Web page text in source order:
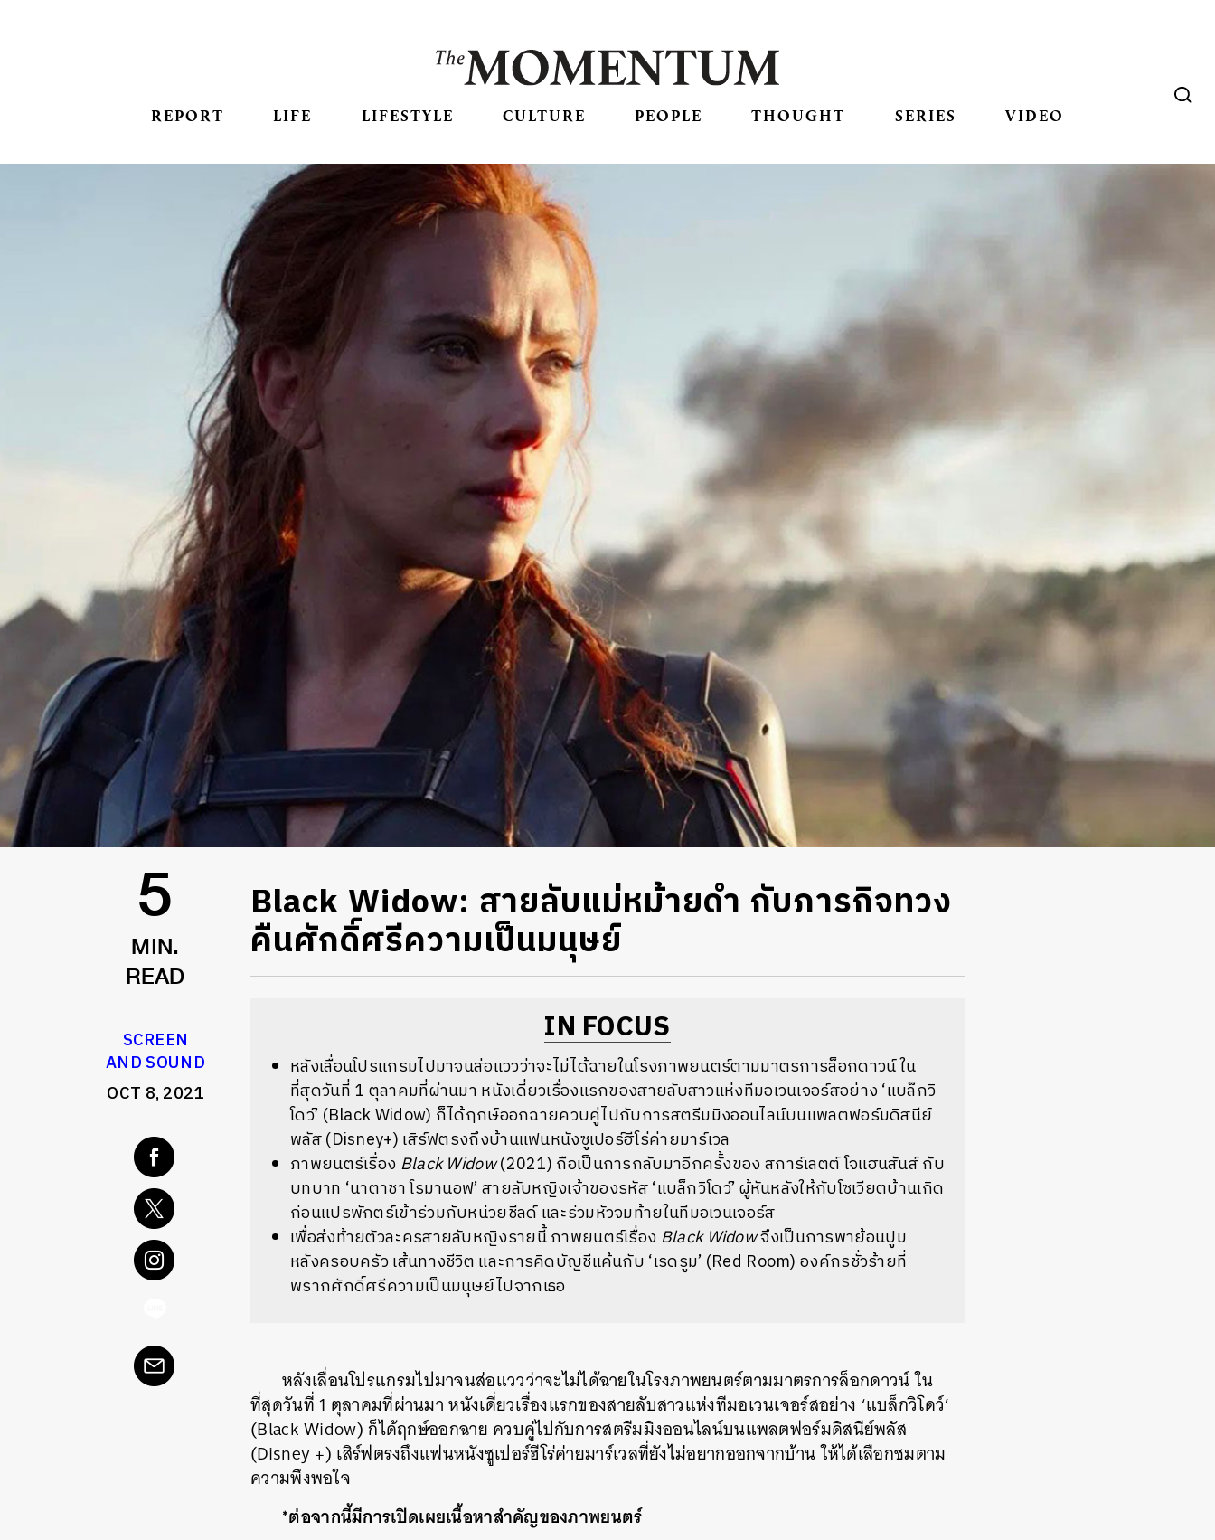
REPORT LIFE LIFESTYLE CULTURE PEOPLE THOUGHT SERIES VIDEO
5
MIN.
READ
SCREEN
AND SOUND
OCT 8, 2021
Black Widow: สายลับแม่หม้ายดำ กับภารกิจทวง
คืนศักดิ์ศรีความเป็นมนุษย์
IN FOCUS
หลังเลื่อนโปรแกรมไปมาจนส่อแววว่าจะไม่ได้ฉายในโรงภาพยนตร์ตามมาตรการล็อกดาวน์ ใน
ที่สุดวันที่ 1 ตุลาคมที่ผ่านมา หนังเดี่ยวเรื่องแรกของสายลับสาวแห่งทีมอเวนเจอร์สอย่าง ‘แบล็กวิ
โดว์’ (Black Widow) ก็ได้ฤกษ์ออกฉายควบคู่ไปกับการสตรีมมิงออนไลน์บนแพลตฟอร์มดิสนีย์
พลัส (Disney+) เสิร์ฟตรงถึงบ้านแฟนหนังซูเปอร์ฮีโร่ค่ายมาร์เวล
ภาพยนตร์เรื่อง Black Widow(2021) ถือเป็นการกลับมาอีกครั้งของ สการ์เลตต์ โจแฮนสันส์ กับ
บทบาท ‘นาตาชา โรมานอฟ’ สายลับหญิงเจ้าของรหัส ‘แบล็กวิโดว์’ ผู้หันหลังให้กับโซเวียตบ้านเกิด
ก่อนแปรพักตร์เข้าร่วมกับหน่วยชีลด์ และร่วมหัวจมท้ายในทีมอเวนเจอร์ส
เพื่อส่งท้ายตัวละครสายลับหญิงรายนี้ ภาพยนตร์เรื่อง Black Widowจึงเป็นการพาย้อนปูม
หลังครอบครัว เส้นทางชีวิต และการคิดบัญชีแค้นกับ ‘เรดรูม’ (Red Room) องค์กรชั่วร้ายที่
พรากศักดิ์ศรีความเป็นมนุษย์ไปจากเธอ
หลังเลื่อนโปรแกรมไปมาจนส่อแววว่าจะไม่ได้ฉายในโรงภาพยนตร์ตามมาตรการล็อกดาวน์ ใน
ที่สุดวันที่ 1 ตุลาคมที่ผ่านมา หนังเดี่ยวเรื่องแรกของสายลับสาวแห่งทีมอเวนเจอร์สอย่าง ‘แบล็กวิโดว์’
(Black Widow) ก็ได้ฤกษ์ออกฉาย ควบคู่ไปกับการสตรีมมิงออนไลน์บนแพลตฟอร์มดิสนีย์พลัส
(Disney +) เสิร์ฟตรงถึงแฟนหนังซูเปอร์ฮีโร่ค่ายมาร์เวลที่ยังไม่อยากออกจากบ้าน ให้ได้เลือกชมตาม
ความพึงพอใจ
*ต่อจากนี้มีการเปิดเผยเนื้อหาสำคัญของภาพยนตร์